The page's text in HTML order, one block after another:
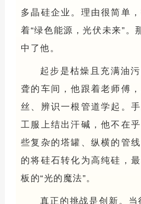
多晶硅企业。理由很简单
着“绿色能源，光伏未来”。
中了他。
起步是枯燥且充满油
聋的车间，他跟着老师傅
丝、辨识一根管道学起。手
工服上结出汗碱，他不在
些复杂的塔罐、纵横的管
的将硅石转化为高纯硅，
板的“光的魔法”。
真正的挑战是创新。当